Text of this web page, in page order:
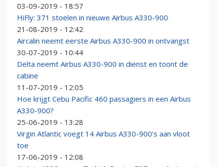
03-09-2019 - 18:57
HiFly: 371 stoelen in nieuwe Airbus A330-900
21-08-2019 - 12:42
Aircalin neemt eerste Airbus A330-900 in ontvangst
30-07-2019 - 10:44
Delta neemt Airbus A330-900 in dienst en toont de
cabine
11-07-2019 - 12:05
Hoe krijgt Cebu Pacific 460 passagiers in een Airbus
A330-900?
25-06-2019 - 13:28
Virgin Atlantic voegt 14 Airbus A330-900's aan vloot
toe
17-06-2019 - 12:08